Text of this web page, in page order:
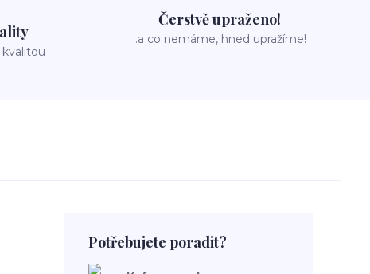
Čerstvě upraženo!
..a co nemáme, hned upražíme!
Potřebujete poradit?